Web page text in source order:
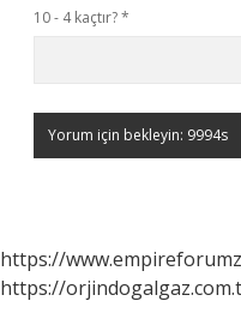
10 - 4 kaçtır?*
https://
https://